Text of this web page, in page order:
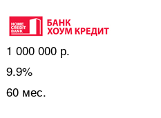
1 000 000 р.
9.9%
60 мес.